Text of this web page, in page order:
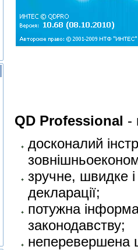
QD Professional -
досконалий
зручне, швидке
декларації;
потужна
законодавству;
неперевершена